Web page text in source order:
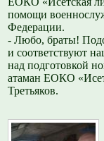
помощи
Федерации.
- Любо, браты!
и соответствуют
над подготовкой
атаман ЕОКО
Третьяков.